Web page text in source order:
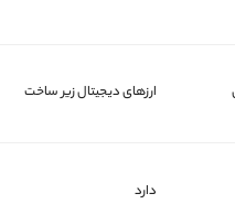
ارزهای دیجیتال زیر ساخت
دارد